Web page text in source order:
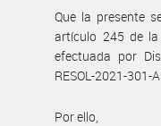
Que la presente
artículo 245 de la
efectuada por
RESOL-2021-301-
Por ello,